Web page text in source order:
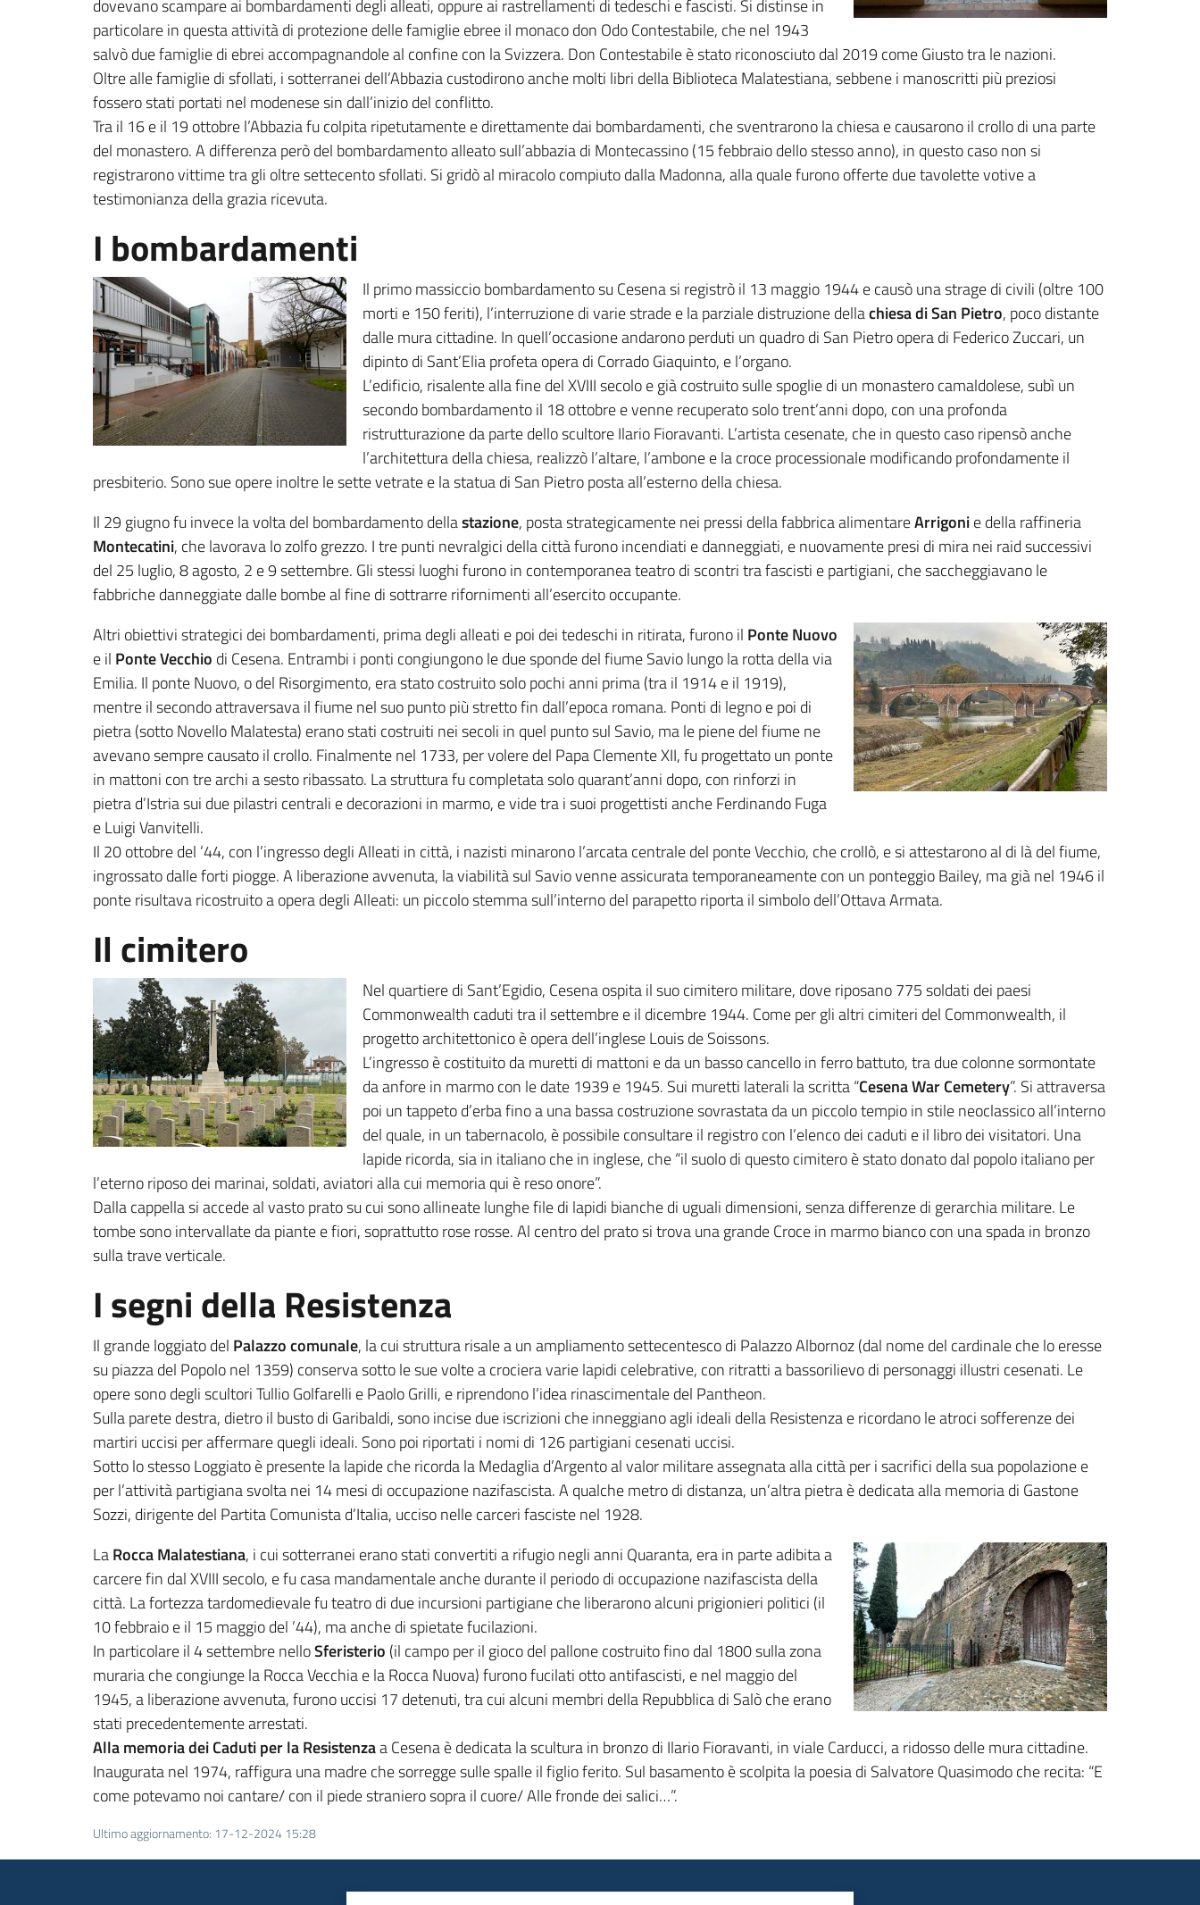
dovevano scampare ai bombardamenti degli alleati, oppure ai rastrellamenti di tedeschi e fascisti. Si distinse in
particolare in questa attività di protezione delle famiglie ebree il monaco don Odo Contestabile, che nel 1943
salvò due famiglie di ebrei accompagnandole al confine con la Svizzera. Don Contestabile è stato riconosciuto dal 2019 come Giusto tra le nazioni.
Oltre alle famiglie di sfollati, i sotterranei dell’Abbazia custodirono anche molti libri della Biblioteca Malatestiana, sebbene i manoscritti più preziosi
fossero stati portati nel modenese sin dall’inizio del conflitto.
Tra il 16 e il 19 ottobre l’Abbazia fu colpita ripetutamente e direttamente dai bombardamenti, che sventrarono la chiesa e causarono il crollo di una parte
del monastero. A differenza però del bombardamento alleato sull’abbazia di Montecassino (15 febbraio dello stesso anno), in questo caso non si
registrarono vittime tra gli oltre settecento sfollati. Si gridò al miracolo compiuto dalla Madonna, alla quale furono offerte due tavolette votive a
testimonianza della grazia ricevuta.
I bombardamenti
Il primo massiccio bombardamento su Cesena si registrò il 13 maggio 1944 e causò una strage di civili (oltre 100
morti e 150 feriti), l’interruzione di varie strade e la parziale distruzione dellachiesa di San Pietro, poco distante
dalle mura cittadine. In quell’occasione andarono perduti un quadro di San Pietro opera di Federico Zuccari, un
dipinto di Sant’Elia profeta opera di Corrado Giaquinto, e l’organo.
L’edificio, risalente alla fine del XVIII secolo e già costruito sulle spoglie di un monastero camaldolese, subì un
secondo bombardamento il 18 ottobre e venne recuperato solo trent’anni dopo, con una profonda
ristrutturazione da parte dello scultore Ilario Fioravanti. L’artista cesenate, che in questo caso ripensò anche
l’architettura della chiesa, realizzò l’altare, l’ambone e la croce processionale modificando profondamente il
presbiterio. Sono sue opere inoltre le sette vetrate e la statua di San Pietro posta all’esterno della chiesa.
Il 29 giugno fu invece la volta del bombardamento dellastazione, posta strategicamente nei pressi della fabbrica alimentareArrigonie della raffineria
Montecatini, che lavorava lo zolfo grezzo. I tre punti nevralgici della città furono incendiati e danneggiati, e nuovamente presi di mira nei raid successivi
del 25 luglio, 8 agosto, 2 e 9 settembre. Gli stessi luoghi furono in contemporanea teatro di scontri tra fascisti e partigiani, che saccheggiavano le
fabbriche danneggiate dalle bombe al fine di sottrarre rifornimenti all’esercito occupante.
Altri obiettivi strategici dei bombardamenti, prima degli alleati e poi dei tedeschi in ritirata, furono il Ponte Nuovo
e il Ponte Vecchio di Cesena. Entrambi i ponti congiungono le due sponde del fiume Savio lungo la rotta della via
Emilia. Il ponte Nuovo, o del Risorgimento, era stato costruito solo pochi anni prima (tra il 1914 e il 1919),
mentre il secondo attraversava il fiume nel suo punto più stretto fin dall’epoca romana. Ponti di legno e poi di
pietra (sotto Novello Malatesta) erano stati costruiti nei secoli in quel punto sul Savio, ma le piene del fiume ne
avevano sempre causato il crollo. Finalmente nel 1733, per volere del Papa Clemente XII, fu progettato un ponte
in mattoni con tre archi a sesto ribassato. La struttura fu completata solo quarant’anni dopo, con rinforzi in
pietra d’Istria sui due pilastri centrali e decorazioni in marmo, e vide tra i suoi progettisti anche Ferdinando Fuga
e Luigi Vanvitelli.
Il 20 ottobre del ’44, con l’ingresso degli Alleati in città, i nazisti minarono l’arcata centrale del ponte Vecchio, che crollò, e si attestarono al di là del fiume,
ingrossato dalle forti piogge. A liberazione avvenuta, la viabilità sul Savio venne assicurata temporaneamente con un ponteggio Bailey, ma già nel 1946 il
ponte risultava ricostruito a opera degli Alleati: un piccolo stemma sull’interno del parapetto riporta il simbolo dell’Ottava Armata.
Il cimitero
Nel quartiere di Sant’Egidio, Cesena ospita il suo cimitero militare, dove riposano 775 soldati dei paesi
Commonwealth caduti tra il settembre e il dicembre 1944. Come per gli altri cimiteri del Commonwealth, il
progetto architettonico è opera dell’inglese Louis de Soissons.
L’ingresso è costituito da muretti di mattoni e da un basso cancello in ferro battuto, tra due colonne sormontate
da anfore in marmo con le date 1939 e 1945. Sui muretti laterali la scritta “Cesena War Cemetery”. Si attraversa
poi un tappeto d’erba fino a una bassa costruzione sovrastata da un piccolo tempio in stile neoclassico all’interno
del quale, in un tabernacolo, è possibile consultare il registro con l’elenco dei caduti e il libro dei visitatori. Una
lapide ricorda, sia in italiano che in inglese, che “il suolo di questo cimitero è stato donato dal popolo italiano per
l’eterno riposo dei marinai, soldati, aviatori alla cui memoria qui è reso onore”.
Dalla cappella si accede al vasto prato su cui sono allineate lunghe file di lapidi bianche di uguali dimensioni, senza differenze di gerarchia militare. Le
tombe sono intervallate da piante e fiori, soprattutto rose rosse. Al centro del prato si trova una grande Croce in marmo bianco con una spada in bronzo
sulla trave verticale.
I segni della Resistenza
Il grande loggiato del Palazzo comunale, la cui struttura risale a un ampliamento settecentesco di Palazzo Albornoz (dal nome del cardinale che lo eresse
su piazza del Popolo nel 1359) conserva sotto le sue volte a crociera varie lapidi celebrative, con ritratti a bassorilievo di personaggi illustri cesenati. Le
opere sono degli scultori Tullio Golfarelli e Paolo Grilli, e riprendono l’idea rinascimentale del Pantheon.
Sulla parete destra, dietro il busto di Garibaldi, sono incise due iscrizioni che inneggiano agli ideali della Resistenza e ricordano le atroci sofferenze dei
martiri uccisi per affermare quegli ideali. Sono poi riportati i nomi di 126 partigiani cesenati uccisi.
Sotto lo stesso Loggiato è presente la lapide che ricorda la Medaglia d’Argento al valor militare assegnata alla città per i sacrifici della sua popolazione e
per l’attività partigiana svolta nei 14 mesi di occupazione nazifascista. A qualche metro di distanza, un’altra pietra è dedicata alla memoria di Gastone
Sozzi, dirigente del Partita Comunista d’Italia, ucciso nelle carceri fasciste nel 1928.
LaRocca Malatestiana, i cui sotterranei erano stati convertiti a rifugio negli anni Quaranta, era in parte adibita a
carcere fin dal XVIII secolo, e fu casa mandamentale anche durante il periodo di occupazione nazifascista della
città. La fortezza tardomedievale fu teatro di due incursioni partigiane che liberarono alcuni prigionieri politici (il
10 febbraio e il 15 maggio del ’44), ma anche di spietate fucilazioni.
In particolare il 4 settembre nelloSferisterio (il campo per il gioco del pallone costruito fino dal 1800 sulla zona
muraria che congiunge la Rocca Vecchia e la Rocca Nuova) furono fucilati otto antifascisti, e nel maggio del
1945, a liberazione avvenuta, furono uccisi 17 detenuti, tra cui alcuni membri della Repubblica di Salò che erano
stati precedentemente arrestati.
Alla memoria dei Caduti per la Resistenzaa Cesena è dedicata la scultura in bronzo di Ilario Fioravanti, in viale Carducci, a ridosso delle mura cittadine.
Inaugurata nel 1974, raffigura una madre che sorregge sulle spalle il figlio ferito. Sul basamento è scolpita la poesia di Salvatore Quasimodo che recita: “E
come potevamo noi cantare/ con il piede straniero sopra il cuore/ Alle fronde dei salici…”.
Ultimo aggiornamento: 17-12-2024 15:28